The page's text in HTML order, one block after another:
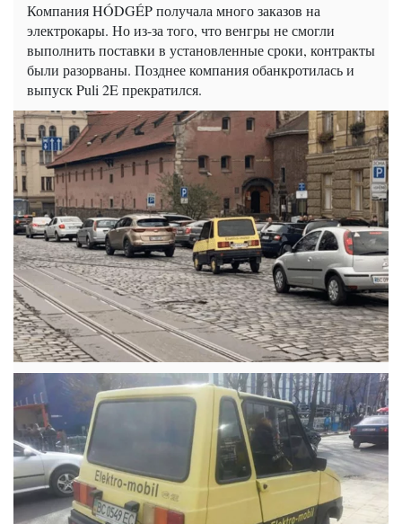
Компания HÓDGÉP получала много заказов на
электрокары. Но из-за того, что венгры не смогли
выполнить поставки в установленные сроки, контракты
были разорваны. Позднее компания обанкротилась и
выпуск Puli 2E прекратился.